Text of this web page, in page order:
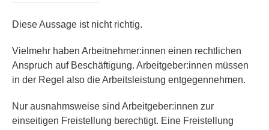
Diese Aussage ist nicht richtig.
Vielmehr haben Arbeitnehmer:innen einen rechtlichen
Anspruch auf Beschäftigung. Arbeitgeber:innen müssen
in der Regel also die Arbeitsleistung entgegennehmen.
Nur ausnahmsweise sind Arbeitgeber:innen zur
einseitigen Freistellung berechtigt. Eine Freistellung